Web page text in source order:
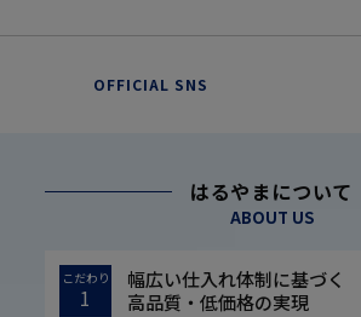
OFFICIAL SNS
はるやまについて
ABOUT US
こだわり
1
幅広い仕入れ体制に基づく
高品質・低価格の実現